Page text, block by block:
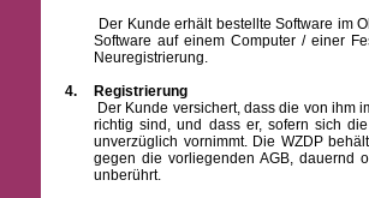
Der Kunde erhält bestellte Software im
Software auf einem Computer / einer
Neuregistrierung.
4.
Registrierung
Der Kunde versichert, dass die von ihm
richtig sind, und dass er, sofern sich
unverzüglich vornimmt. Die WZDP
gegen die vorliegenden AGB, dauernd
unberührt.